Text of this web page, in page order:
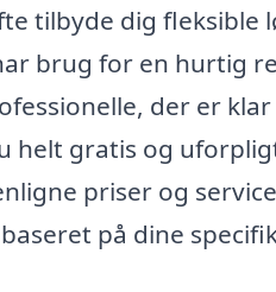
tilbyde dig fleksible
brug for en hurtig
der er
helt gratis og
priser og
på dine